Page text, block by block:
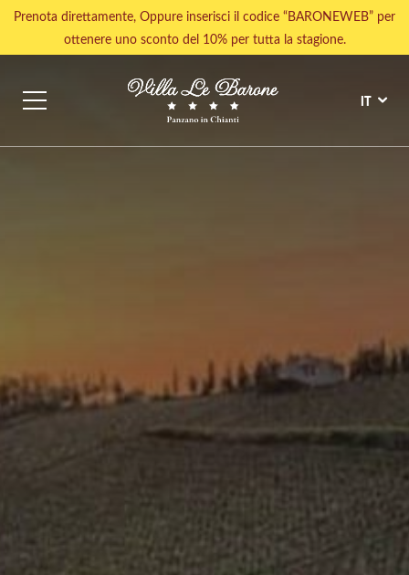
Prenota direttamente, Oppure inserisci il codice “BARONEWEB” per
ottenere uno sconto del 10% per tutta la stagione.
IT